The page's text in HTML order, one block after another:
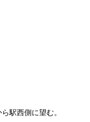
駅西側に望む。